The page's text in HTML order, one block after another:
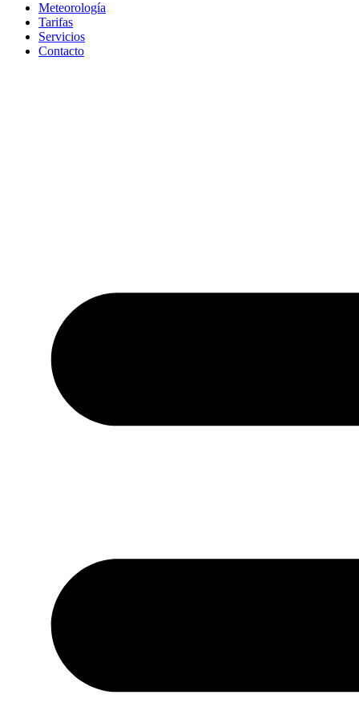
Meteorología
Tarifas
Servicios
Contacto